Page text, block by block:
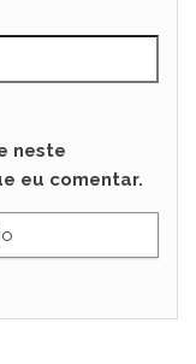
neste
eu comentar.